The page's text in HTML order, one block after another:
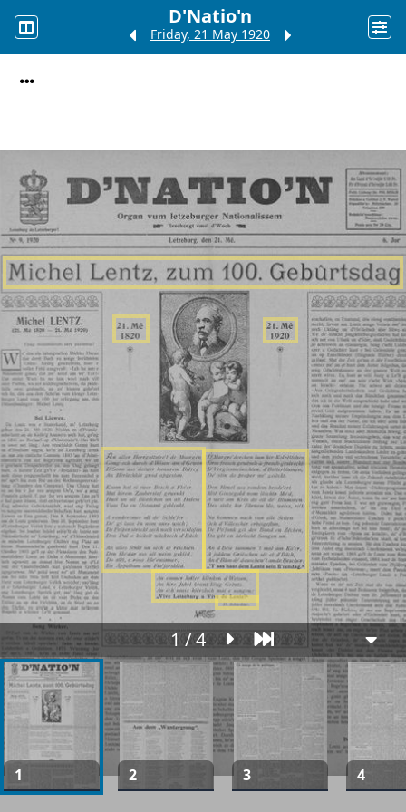
D'Natio'n
Friday, 21 May 1920
1 / 4
1 2 3 4